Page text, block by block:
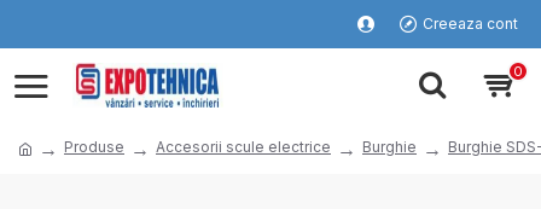
Creeaza cont
0
Produse Accesorii scule electrice Burghie Burghie